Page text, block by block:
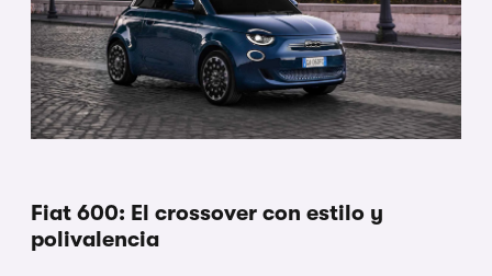
Fiat 600: El crossover con estilo y
polivalencia